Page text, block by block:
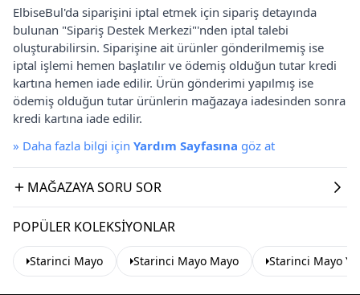
ElbiseBul'da siparişini iptal etmek için sipariş detayında
bulunan "Sipariş Destek Merkezi"'nden iptal talebi
oluşturabilirsin. Siparişine ait ürünler gönderilmemiş ise
iptal işlemi hemen başlatılır ve ödemiş olduğun tutar kredi
kartına hemen iade edilir. Ürün gönderimi yapılmış ise
ödemiş olduğun tutar ürünlerin mağazaya iadesinden sonra
kredi kartına iade edilir.
» Daha fazla bilgi için Yardım Sayfasına göz at
MAĞAZAYA SORU SOR
POPÜLER KOLEKSIYONLAR
Starinci Mayo Starinci Mayo Mayo Starinci Mayo